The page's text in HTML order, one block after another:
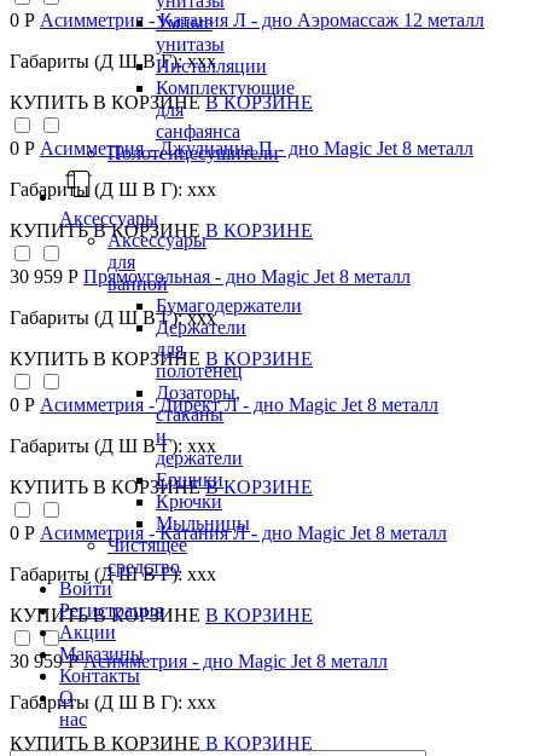
Умные
унитазы
Инсталляции
Комплектующие
для
санфаянса
Полотенцесушители
Аксессуары
Аксессуары
для
ванной
Бумагодержатели
Держатели
для
полотенец
Дозаторы,
стаканы
и
держатели
Ершики
Крючки
Мыльницы
Чистящее
средство
Войти
Регистрация
Акции
Магазины
Контакты
О
нас
0 Р Асимметрия - Катания Л - дно Аэромассаж 12 металл
Габариты (Д Ш В Г): xxx
КУПИТЬ В КОРЗИНЕ В КОРЗИНЕ
0 Р Асимметрия - Джулианна П - дно Magic Jet 8 металл
Габариты (Д Ш В Г): xxx
КУПИТЬ В КОРЗИНЕ В КОРЗИНЕ
30 959 Р Прямоугольная - дно Magic Jet 8 металл
Габариты (Д Ш В Г): xxx
КУПИТЬ В КОРЗИНЕ В КОРЗИНЕ
0 Р Асимметрия - Директ Л - дно Magic Jet 8 металл
Габариты (Д Ш В Г): xxx
КУПИТЬ В КОРЗИНЕ В КОРЗИНЕ
0 Р Асимметрия - Катания Л - дно Magic Jet 8 металл
Габариты (Д Ш В Г): xxx
КУПИТЬ В КОРЗИНЕ В КОРЗИНЕ
30 959 РАсимметрия - дно Magic Jet 8 металл
Габариты (Д Ш В Г): xxx
КУПИТЬ В КОРЗИНЕ В КОРЗИНЕ